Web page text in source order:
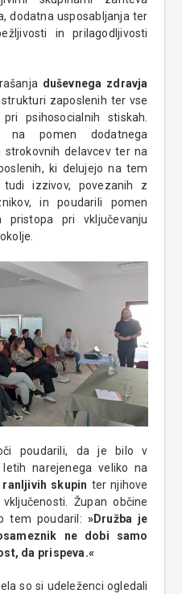
dodatna usposabljanja ter
in prilagodljivosti
duševnega zdravja
zaposlenih ter vse
psihosocialnih stiskah.
na pomen dodatnega
delavcev ter na
ki delujejo na tem
izzivov, povezanih z
in poudarili pomen
pristopa pri vključevanju
poudarili, da je bilo v
narejenega veliko na
skupin ter njihove
Župan občine
tem poudaril: »Družba je
ne dobi samo
da prispeva.«
so si udeleženci ogledali